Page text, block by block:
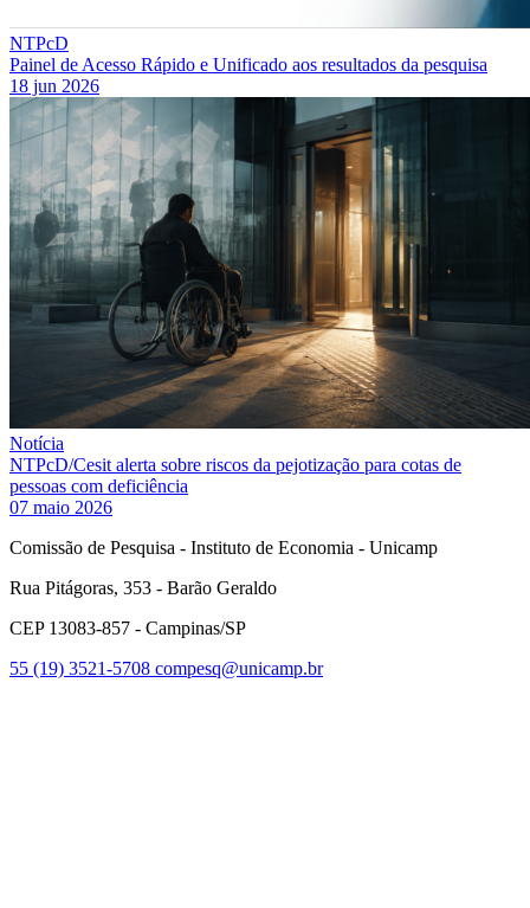
NTPcD
Painel de Acesso Rápido e Unificado aos resultados da pesquisa
18 jun 2026
Notícia
NTPcD/Cesit alerta sobre riscos da pejotização para cotas de
pessoas com deficiência
07 maio 2026
Comissão de Pesquisa - Instituto de Economia - Unicamp
Rua Pitágoras, 353 - Barão Geraldo
CEP 13083-857 - Campinas/SP
55 (19) 3521-5708 compesq@unicamp.br